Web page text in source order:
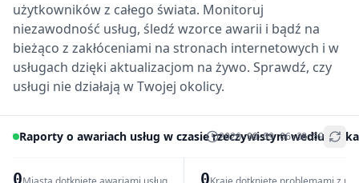
użytkowników z całego świata. Monitoruj
niezawodność usług, śledź wzorce awarii i bądź na
bieżąco z zakłóceniami na stronach internetowych i w
usługach dzięki aktualizacjom na żywo. Sprawdź, czy
usługi nie działają w Twojej okolicy.
Raporty o awariach usług w czasie rzeczywistym według
2026-08-09 06:38:59
0 0
+